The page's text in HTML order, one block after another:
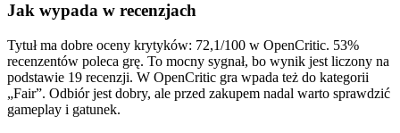
Jak wypada w recenzjach
Tytuł ma dobre oceny krytyków: 72,1/100 w OpenCritic. 53%
recenzentów poleca grę. To mocny sygnał, bo wynik jest liczony na
podstawie 19 recenzji. W OpenCritic gra wpada też do kategorii
„Fair”. Odbiór jest dobry, ale przed zakupem nadal warto sprawdzić
gameplay i gatunek.